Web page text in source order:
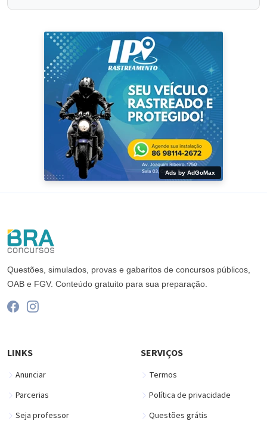
Ads by AdGoMax
Questões, simulados, provas e gabaritos de concursos públicos,
OAB e FGV. Conteúdo gratuito para sua preparação.
LINKS
Anunciar
Parcerias
Seja professor
SERVIÇOS
Termos
Política de privacidade
Questões grátis